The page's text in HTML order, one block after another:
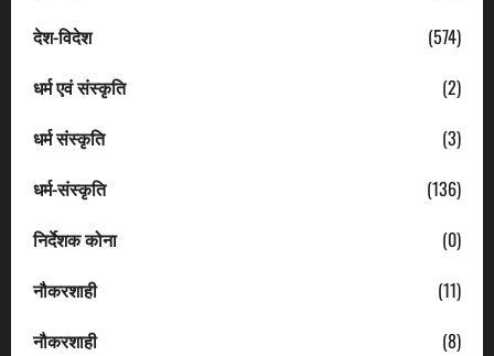
देश-विदेश
(574)
धर्म एवं संस्कृति
(2)
धर्म संस्कृति
(3)
धर्म-संस्कृति
(136)
निर्देशक कोना
(0)
नौकरशाही
(11)
नौकरशाही
(8)